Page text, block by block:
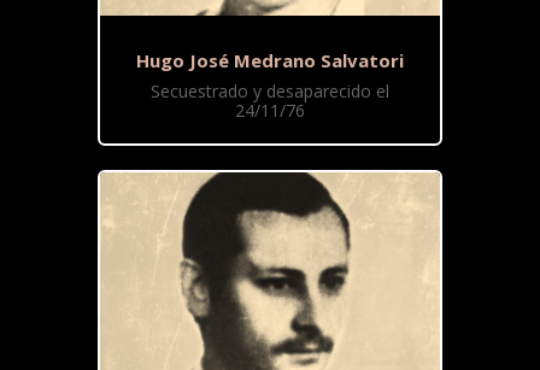
Hugo José Medrano Salvatori
Secuestrado y desaparecido el
24/11/76